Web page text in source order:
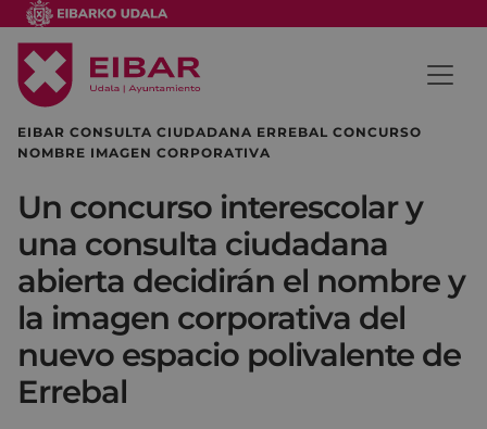
EIBAR CONSULTA CIUDADANA ERREBAL CONCURSO
NOMBRE IMAGEN CORPORATIVA
Un concurso interescolar y
una consulta ciudadana
abierta decidirán el nombre y
la imagen corporativa del
nuevo espacio polivalente de
Errebal